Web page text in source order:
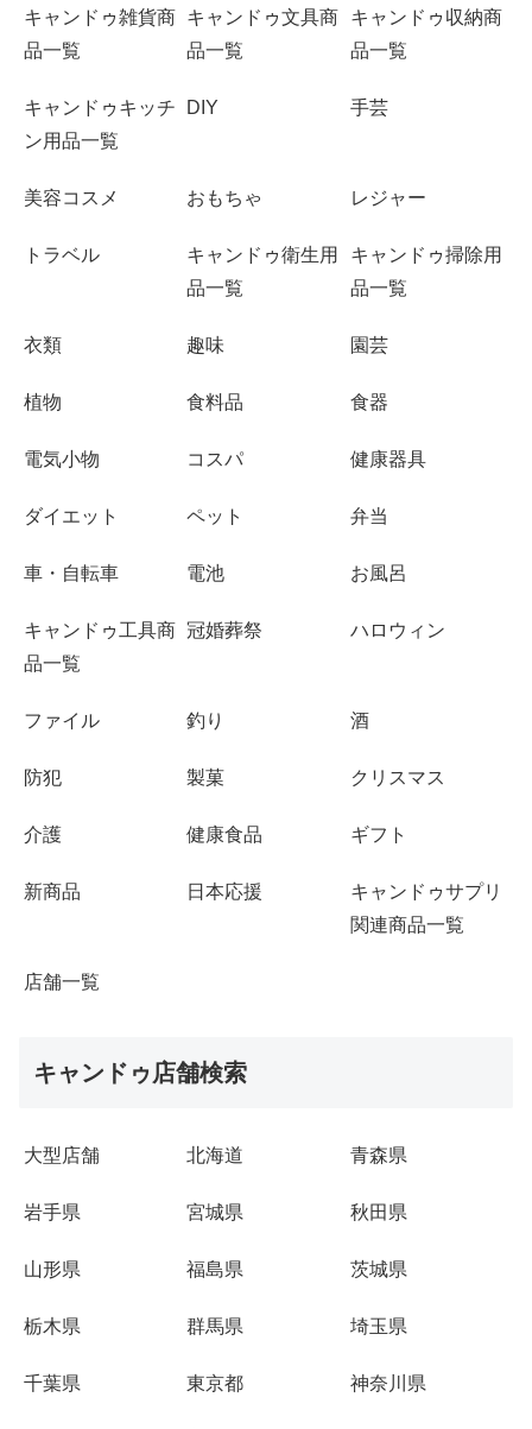
キャンドゥ雑貨商
品一覧
キャンドゥ文具商
品一覧
キャンドゥ収納商
品一覧
キャンドゥキッチ
ン用品一覧
DIY 手芸
美容コスメ おもちゃ レジャー
トラベル
キャンドゥ衛生用
品一覧
キャンドゥ掃除用
品一覧
衣類 趣味 園芸
植物 食料品 食器
電気小物 コスパ 健康器具
ダイエット ペット 弁当
車・自転車 電池 お風呂
キャンドゥ工具商
品一覧
冠婚葬祭 ハロウィン
ファイル 釣り 酒
防犯 製菓 クリスマス
介護 健康食品 ギフト
新商品 日本応援
キャンドゥサプリ
関連商品一覧
店舗一覧
キャンドゥ店舗検索
大型店舗 北海道 青森県
岩手県 宮城県 秋田県
山形県 福島県 茨城県
栃木県 群馬県 埼玉県
千葉県 東京都 神奈川県